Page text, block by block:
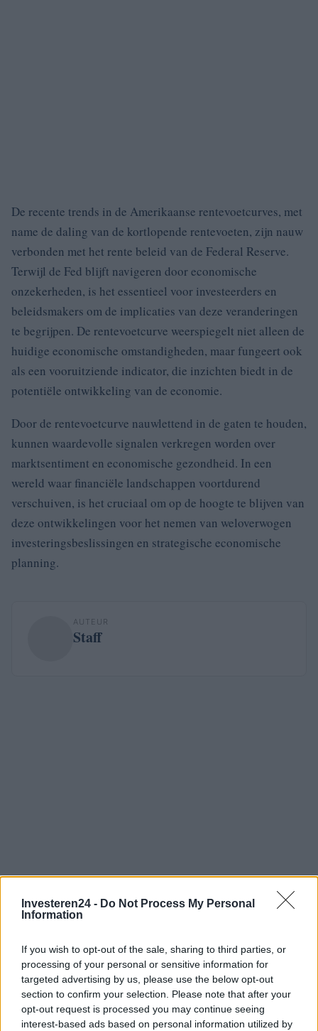
Investeren24 - Do Not Process My Personal
Information
If you wish to opt-out of the sale, sharing to third parties, or
processing of your personal or sensitive information for
targeted advertising by us, please use the below opt-out
section to confirm your selection. Please note that after your
opt-out request is processed you may continue seeing
interest-based ads based on personal information utilized by
De recente trends in de Amerikaanse rentevoetcurves, met
name de daling van de kortlopende rentevoeten, zijn nauw
verbonden met het rente beleid van de Federal Reserve.
Terwijl de Fed blijft navigeren door economische
onzekerheden, is het essentieel voor investeerders en
beleidsmakers om de implicaties van deze veranderingen
te begrijpen. De rentevoetcurve weerspiegelt niet alleen de
huidige economische omstandigheden, maar fungeert ook
als een vooruitziende indicator, die inzichten biedt in de
potentiële ontwikkeling van de economie.
Door de rentevoetcurve nauwlettend in de gaten te houden,
kunnen waardevolle signalen verkregen worden over
marktsentiment en economische gezondheid. In een
wereld waar financiële landschappen voortdurend
verschuiven, is het cruciaal om op de hoogte te blijven van
deze ontwikkelingen voor het nemen van weloverwogen
investeringsbeslissingen en strategische economische
planning.
AUTEUR
Staff
Verder lezen